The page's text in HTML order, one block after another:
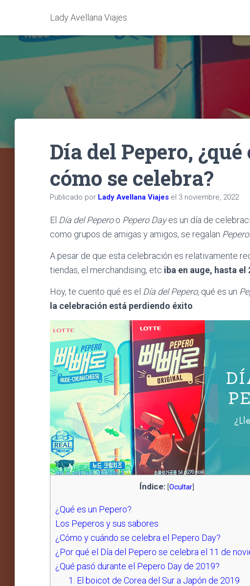
Lady Avellana Viajes
Día del Pepero,
cómo se celebra?
Publicado por Lady Avellana Viajes el 3 noviembre, 2022
El Día del Peperoo Pepero Dayes un día de
como grupos de amigas y amigos, se regalan
A pesar de que esta celebración es relativamente
tiendas, el merchandising, etc iba en auge, hasta el
Hoy, te cuento qué es el Día del Pepero, qué es un
la celebración está perdiendo éxito
Índice: [Ocultar]
¿Qué es un Pepero?
Los Peperos y sus sabores
¿Cómo y cuándo se celebra el Pepero Day?
¿Por qué el Día del Pepero se celebra el 11 de
¿Qué pasó durante el Pepero Day de 2019?
1. El boicot de Corea del Sur a Japón de 2019